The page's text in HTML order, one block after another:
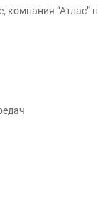
“Атлас”